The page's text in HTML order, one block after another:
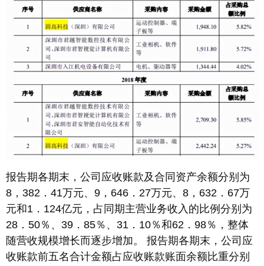
报告期各期末，公司应收账款及合同资产余额分别为
8，382．41万元、9，646．27万元、8，632．67万
元和1．124亿元，占同期主营业务收入的比例分别为
28．50％、39．85％、31．10％和62．98％，整体
随营收规模增长而逐步增加。 报告期各期末，公司应
收账款前五名合计金额占应收账款账面余额比重分别